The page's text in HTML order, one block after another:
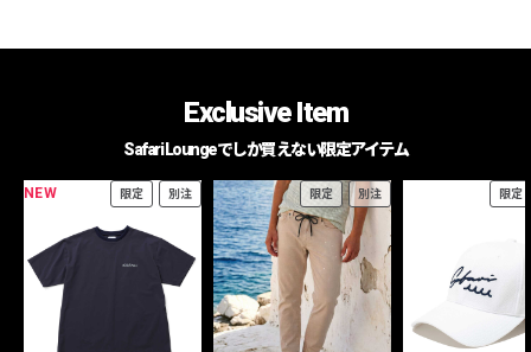
Exclusive Item
Safari Loungeでしか買えない限定アイテム
NEW 限定 別注 限定 別注 限定